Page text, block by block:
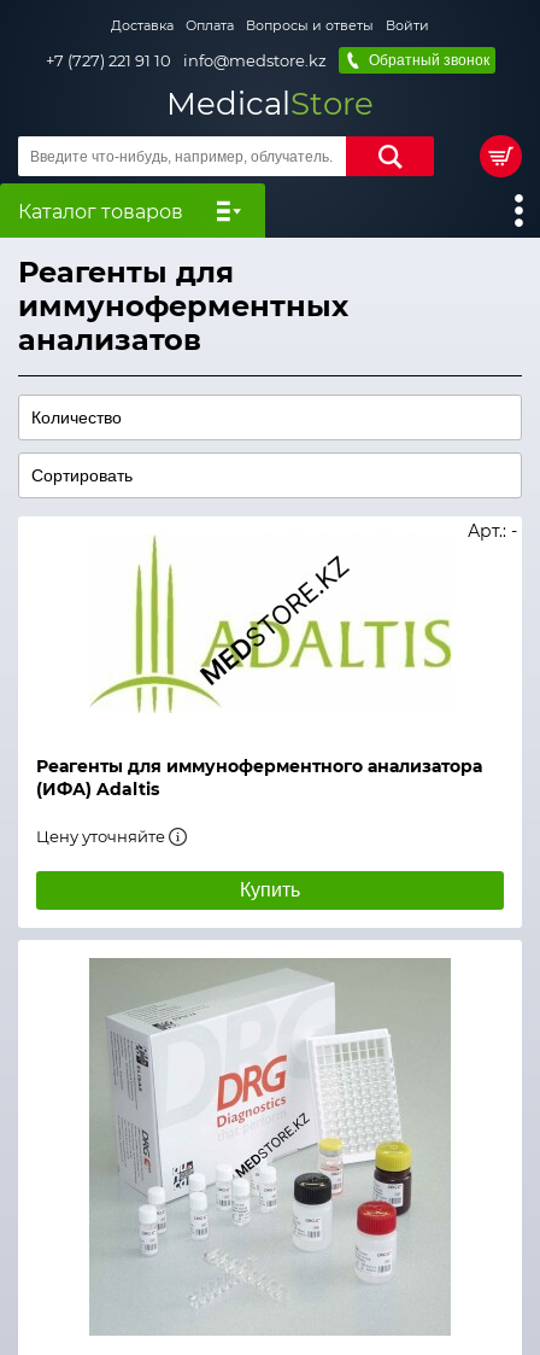
Доставка Оплата Вопросы и ответы Войти
+7 (727) 221 91 10 info@medstore.kz Обратный звонок
MedicalStore
Каталог товаров
Реагенты для
иммуноферментных
анализатов
Реагенты для иммуноферментного анализатора
(ИФА) Adaltis
Арт.: -
Цену уточняйте
Купить